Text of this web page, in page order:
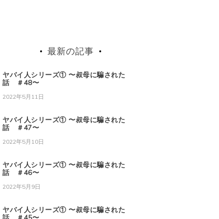
最新の記事
ヤバイ人シリーズ① 〜叔母に騙された
話 ＃48〜
2022年5月11日
ヤバイ人シリーズ① 〜叔母に騙された
話 ＃47〜
2022年5月10日
ヤバイ人シリーズ① 〜叔母に騙された
話 ＃46〜
2022年5月9日
ヤバイ人シリーズ① 〜叔母に騙された